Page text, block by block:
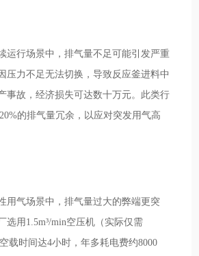
运行场景中，排气量不足可能引发严重
压力不足无法切换，导致反应釜进料中
事故，经济损失可达数十万元。此类行
的排气量冗余，以应对突发用气高
用气场景中，排气量过大的弊端更突
选用1.5m³/min空压机（实际仅需
载时间达4小时，年多耗电费约8000